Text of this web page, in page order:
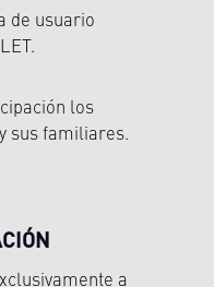
de usuario
los
sus familiares.
a